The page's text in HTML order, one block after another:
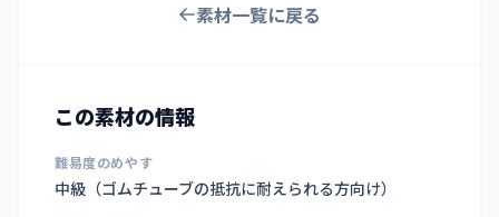
素材一覧に戻る
この素材の情報
難易度のめやす
中級（ゴムチューブの抵抗に耐えられる方向け）